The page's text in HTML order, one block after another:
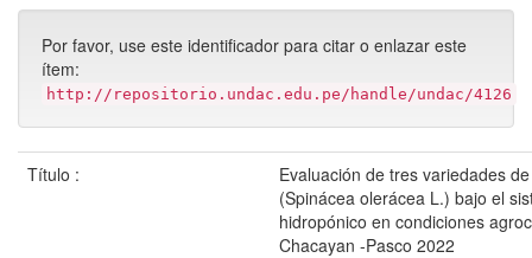
Por favor, use este identificador para citar o enlazar este
ítem:
http://repositorio.undac.edu.pe/handle/undac/4126
Título :
Evaluación de tres variedades
(Spinácea olerácea L.) bajo el
hidropónico en condiciones
Chacayan -Pasco 2022